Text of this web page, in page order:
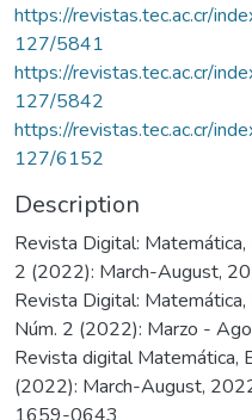
https://revistas.tec.ac.cr/
127/5841
https://revistas.tec.ac.cr/
127/5842
https://revistas.tec.ac.cr/
127/6152
Description
Revista Digital:
2 (2022): March-August,
Revista Digital:
Núm. 2 (2022): Marzo -
Revista digital Matemática,
(2022): March-August,